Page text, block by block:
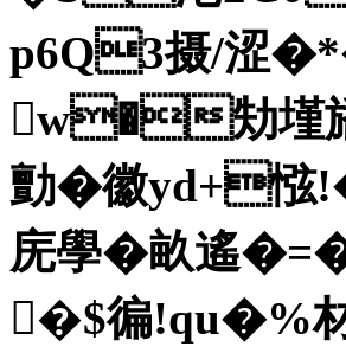
p6Q3摄/涩
w�劮墐
勯�徽yd+惤
庑學� 畝遙
�$徧!qu�%